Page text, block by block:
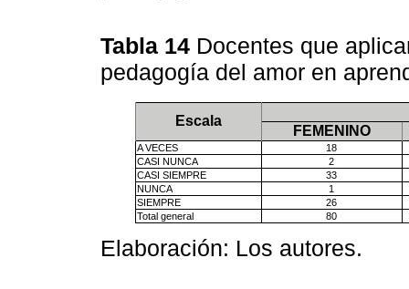
Tabla 14 Docentes que
pedagogía del amor en
Escala
FEMENINO
A VECES
18
CASI NUNCA
2
CASI SIEMPRE
33
NUNCA
1
SIEMPRE
26
Total general
80
Elaboración: Los autores.